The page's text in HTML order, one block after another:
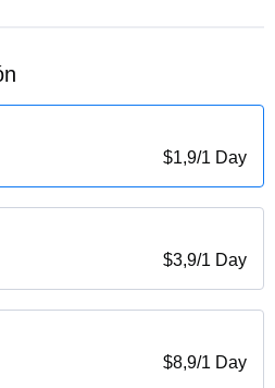
$1,9/1 Day
$3,9/1 Day
$8,9/1 Day